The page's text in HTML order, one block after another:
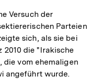
Versuch der
Parteien
sich, als sie bei
2010 die "Irakische
die vom ehemaligen
angeführt wurde.